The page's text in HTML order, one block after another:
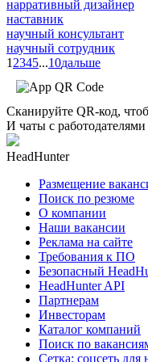
нарративный дизайнер
наставник
научный консультант
научный сотрудник
1 2345...10дальше
Сканируйте QR-код,
И чаты с работодателями
HeadHunter
Размещение
Поиск по резюме
О компании
Наши вакансии
Реклама на сайте
Требования к ПО
Безопасный
HeadHunter API
Партнерам
Инвесторам
Каталог компаний
Поиск по
Сетка: соцсеть для